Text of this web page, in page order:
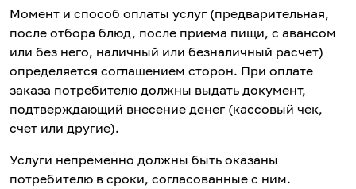
Момент и способ оплаты услуг (предварительная,
после отбора блюд, после приема пищи, с авансом
или без него, наличный или безналичный расчет)
определяется соглашением сторон. При оплате
заказа потребителю должны выдать документ,
подтверждающий внесение денег (кассовый чек,
счет или другие).
Услуги непременно должны быть оказаны
потребителю в сроки, согласованные с ним.